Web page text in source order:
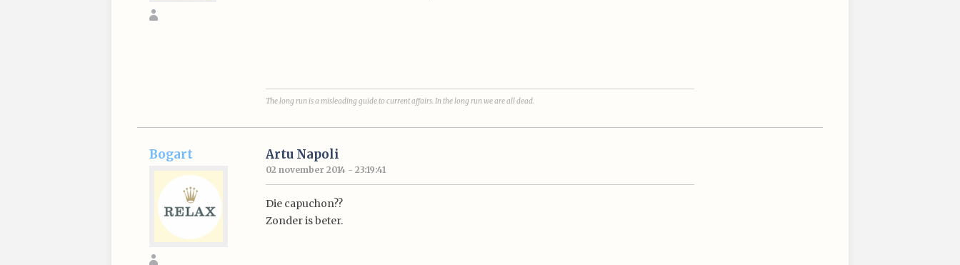
The long run is a misleading guide to current affairs. In the long run we are all dead.
Bogart Artu Napoli
02 november 2014 - 23:19:41
Die capuchon??
Zonder is beter.